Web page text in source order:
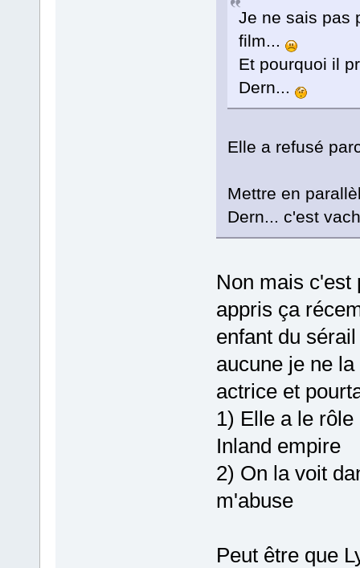
Je ne sais pas
film...
Et pourquoi il
Dern...
Elle a refusé
Mettre en
Dern... c'est
Non mais c'est
appris ça
enfant du
aucune je ne
actrice et
1) Elle a le
Inland empire
2) On la voit
m'abuse
Peut être que